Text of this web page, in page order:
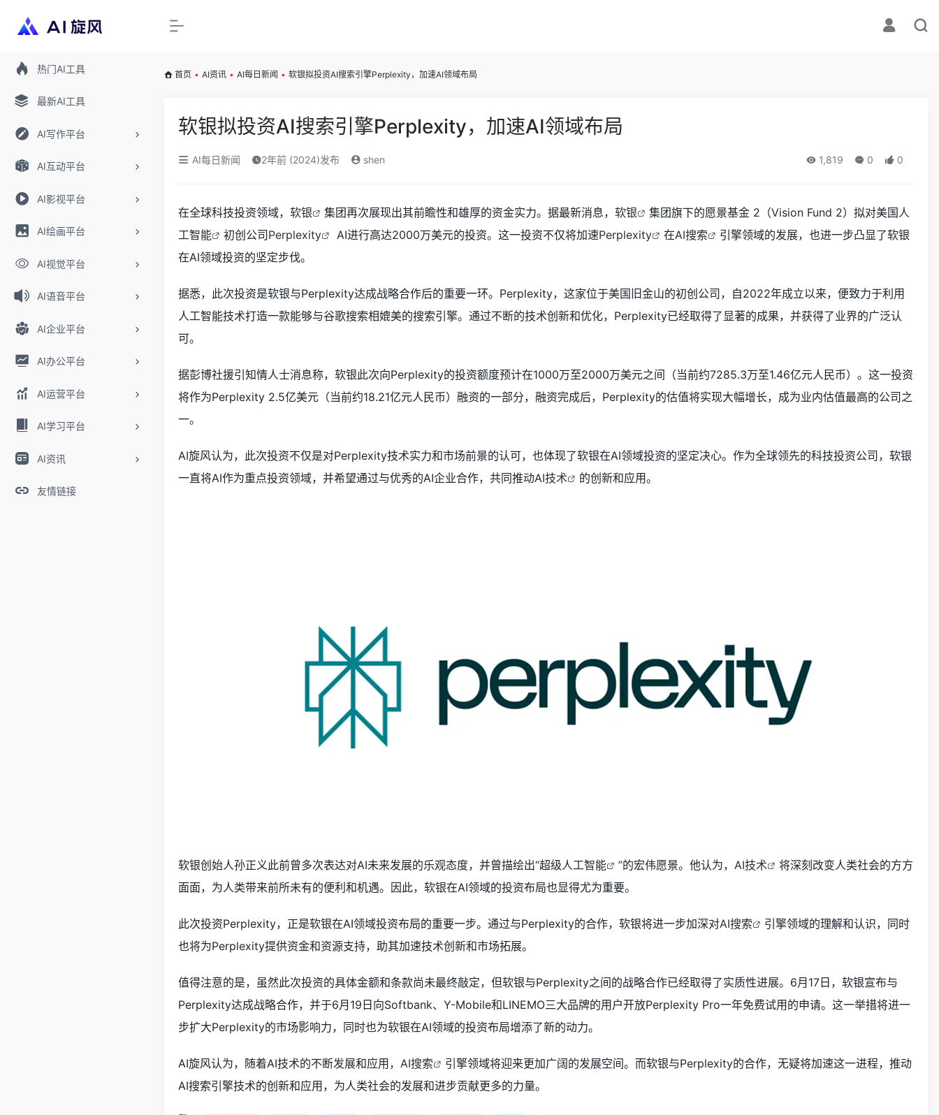
热门AI工具
最新AI工具
AI写作平台
AI互动平台
AI影视平台
AI绘画平台
AI视觉平台
AI语音平台
AI企业平台
AI办公平台
AI运营平台
AI学习平台
AI资讯
友情链接
首页 • AI资讯 • AI每日新闻 • 软银拟投资AI搜索引擎Perplexity，加速AI领域布局
软银拟投资AI搜索引擎Perplexity，加速AI领域布局
AI每日新闻 2年前 (2024)发布 shen 1,819 0 0
在全球科技投资领域， 软银 集团再次展现出其前瞻性和雄厚的资金实力。据最新消息， 软银 集团旗下的愿景基金 2（Vision Fund 2）拟对美国人
工智能
初创公司 Perplexity AI进行高达2000万美元的投资。这一投资不仅将加速Perplexity 在AI搜索
引擎领域的发展，也进一步凸显了软银
在AI领域投资的坚定步伐。
据悉，此次投资是软银与Perplexity达成战略合作后的重要一环。Perplexity，这家位于美国旧金山的初创公司，自2022年成立以来，便致力于利用
人工智能技术打造一款能够与谷歌搜索相媲美的搜索引擎。通过不断的技术创新和优化，Perplexity已经取得了显著的成果，并获得了业界的广泛认
可。
据彭博社援引知情人士消息称，软银此次向Perplexity的投资额度预计在1000万至2000万美元之间（当前约7285.3万至1.46亿元人民币）。这一投资
将作为Perplexity 2.5亿美元（当前约18.21亿元人民币）融资的一部分，融资完成后，Perplexity的估值将实现大幅增长，成为业内估值最高的公司之
一。
AI旋风认为，此次投资不仅是对Perplexity技术实力和市场前景的认可，也体现了软银在AI领域投资的坚定决心。作为全球领先的科技投资公司，软银
一直将AI作为重点投资领域，并希望通过与优秀的AI企业合作，共同推动AI技术 的创新和应用。
软银创始人孙正义此前曾多次表达对AI未来发展的乐观态度，并曾描绘出“超级人工智能 ”的宏伟愿景。他认为， AI技术
将深刻改变人类社会的方方
面面，为人类带来前所未有的便利和机遇。因此，软银在AI领域的投资布局也显得尤为重要。
此次投资Perplexity，正是软银在AI领域投资布局的重要一步。通过与Perplexity的合作，软银将进一步加深对AI搜索
引擎领域的理解和认识，同时
也将为Perplexity提供资金和资源支持，助其加速技术创新和市场拓展。
值得注意的是，虽然此次投资的具体金额和条款尚未最终敲定，但软银与Perplexity之间的战略合作已经取得了实质性进展。6月17日，软银宣布与
Perplexity达成战略合作，并于6月19日向Softbank、Y-Mobile和LINEMO三大品牌的用户开放Perplexity Pro一年免费试用的申请。这一举措将进一
步扩大Perplexity的市场影响力，同时也为软银在AI领域的投资布局增添了新的动力。
AI旋风认为，随着AI技术的不断发展和应用， AI搜索
引擎领域将迎来更加广阔的发展空间。而软银与Perplexity的合作，无疑将加速这一进程，推动
AI搜索引擎技术的创新和应用，为人类社会的发展和进步贡献更多的力量。